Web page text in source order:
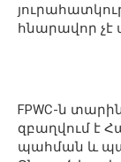
հնարավոր չէ
FPWC-ն
զբաղվում է
պահման և